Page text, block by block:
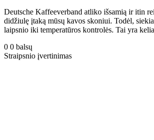
Deutsche Kaffeeverband atliko išsamią ir itin
didžiulę įtaką mūsų kavos skoniui. Todėl,
laipsnio iki temperatūros kontrolės. Tai yra
0 0 balsų
Straipsnio įvertinimas